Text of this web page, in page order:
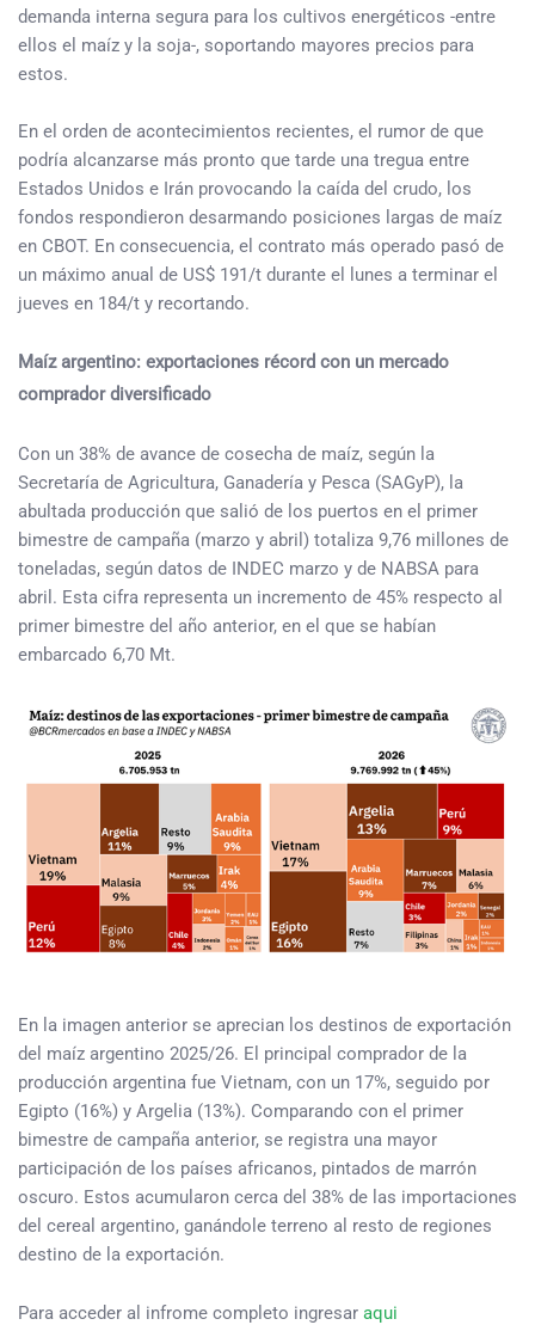
demanda interna segura para los cultivos energéticos -entre
ellos el maíz y la soja-, soportando mayores precios para
estos.
En el orden de acontecimientos recientes, el rumor de que
podría alcanzarse más pronto que tarde una tregua entre
Estados Unidos e Irán provocando la caída del crudo, los
fondos respondieron desarmando posiciones largas de maíz
en CBOT. En consecuencia, el contrato más operado pasó de
un máximo anual de US$ 191/t durante el lunes a terminar el
jueves en 184/t y recortando.
Maíz argentino: exportaciones récord con un mercado
comprador diversificado
Con un 38% de avance de cosecha de maíz, según la
Secretaría de Agricultura, Ganadería y Pesca (SAGyP), la
abultada producción que salió de los puertos en el primer
bimestre de campaña (marzo y abril) totaliza 9,76 millones de
toneladas, según datos de INDEC marzo y de NABSA para
abril. Esta cifra representa un incremento de 45% respecto al
primer bimestre del año anterior, en el que se habían
embarcado 6,70 Mt.
En la imagen anterior se aprecian los destinos de exportación
del maíz argentino 2025/26. El principal comprador de la
producción argentina fue Vietnam, con un 17%, seguido por
Egipto (16%) y Argelia (13%). Comparando con el primer
bimestre de campaña anterior, se registra una mayor
participación de los países africanos, pintados de marrón
oscuro. Estos acumularon cerca del 38% de las importaciones
del cereal argentino, ganándole terreno al resto de regiones
destino de la exportación.
Para acceder al infrome completo ingresar aqui